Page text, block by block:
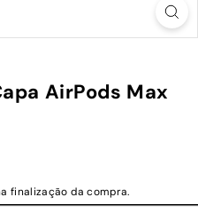
AirPods Max
finalização da compra.